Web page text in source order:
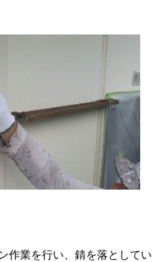
作業を行い、錆を落としてい